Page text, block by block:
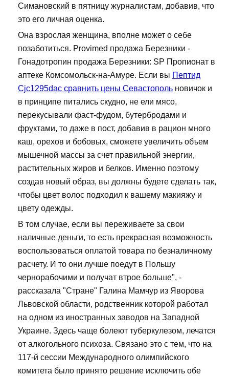
Симановский в пятницу журналистам, добавив, что
это его личная оценка.
Она взрослая женщина, вполне может о себе
позаботиться. Provimed продажа Березники -
Гонадотропин продажа Березники: SP Пропионат в
аптеке Комсомольск-на-Амуре. Если вы Пептид
Cjc1295dac сравнить цены Севастополь новичок и
в принципе питались скудно, не ели мясо,
перекусывали фаст-фудом, бутербродами и
фруктами, то даже в пост, добавив в рацион много
каш, орехов и бобовых, сможете увеличить объем
мышечной массы за счет правильной энергии,
растительных жиров и белков. Именно поэтому
создав новый образ, вы должны будете сделать так,
чтобы цвет волос подходил к вашему макияжу и
цвету одежды.
В том случае, если вы переживаете за свои
наличные деньги, то есть прекрасная возможность
воспользоваться оплатой товара по безналичному
расчету. И то они лучше поедут в Польшу
чернорабочими и получат втрое больше", -
рассказала "Стране" Галина Мамчур из Яворова
Львовской области, родственник которой работал
на одном из иностранных заводов на Западной
Украине. Здесь чаще болеют туберкулезом, лечатся
от алкогольного психоза. Связано это с тем, что на
117-й сессии Международного олимпийского
комитета было принято решение исключить обе